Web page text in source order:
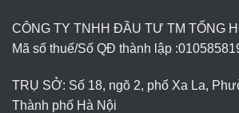
CÔNG TY TNHH ĐẦU TƯ TM TỔNG
Mã số thuế/Số QĐ thành lập :
TRỤ SỞ: Số 18, ngõ 2, phố Xa La,
Thành phố Hà Nội